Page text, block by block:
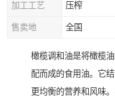
加工工艺 压榨
售卖地 全国
橄榄调和油是将橄榄
配而成的食用油。它
更均衡的营养和风味